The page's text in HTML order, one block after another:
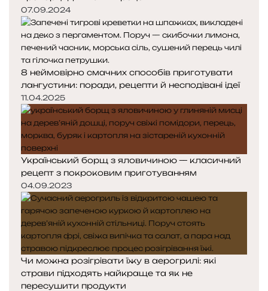
07.09.2024
8 неймовірно смачних способів приготувати
лангустини: поради, рецепти й несподівані ідеї
11.04.2025
Український борщ з яловичиною — класичний
рецепт з покроковим приготуванням
04.09.2023
Чи можна розігрівати їжу в аерогрилі: які
страви підходять найкраще та як не
пересушити продукти